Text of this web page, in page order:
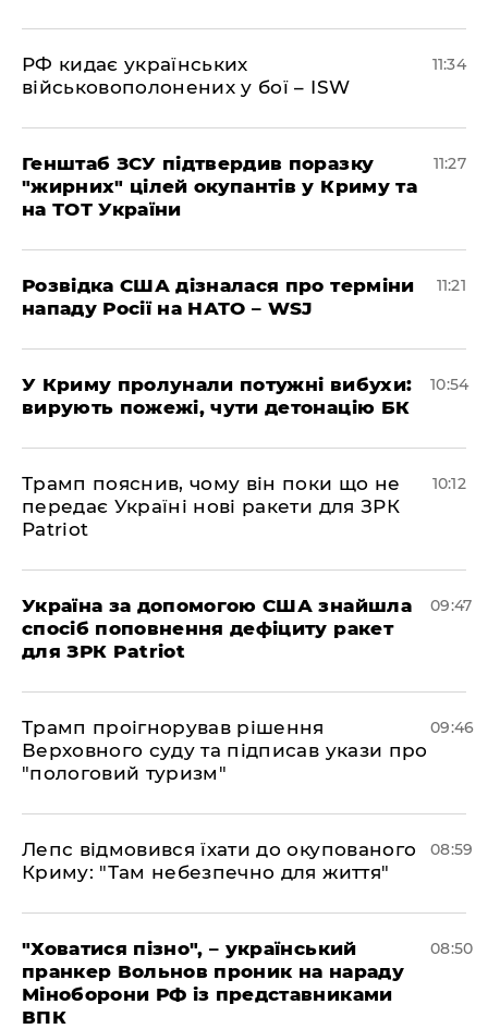
РФ кидає українських
військовополонених у бої – ISW
11:34
Генштаб ЗСУ підтвердив поразку
"жирних" цілей окупантів у Криму та
на ТОТ України
11:27
Розвідка США дізналася про терміни
нападу Росії на НАТО – WSJ
11:21
У Криму пролунали потужні вибухи:
вирують пожежі, чути детонацію БК
10:54
Трамп пояснив, чому він поки що не
передає Україні нові ракети для ЗРК
Patriot
10:12
Україна за допомогою США знайшла
спосіб поповнення дефіциту ракет
для ЗРК Patriot
09:47
Трамп проігнорував рішення
Верховного суду та підписав укази про
"пологовий туризм"
09:46
Лепс відмовився їхати до окупованого
Криму: "Там небезпечно для життя"
08:59
"Ховатися пізно", – український
пранкер Вольнов проник на нараду
Міноборони РФ із представниками
ВПК
08:50